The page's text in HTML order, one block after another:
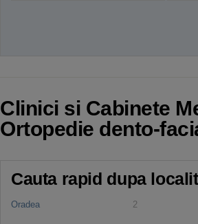
Clinici si Cabinete
Ortopedie dento-
Cauta rapid dupa
Oradea 2